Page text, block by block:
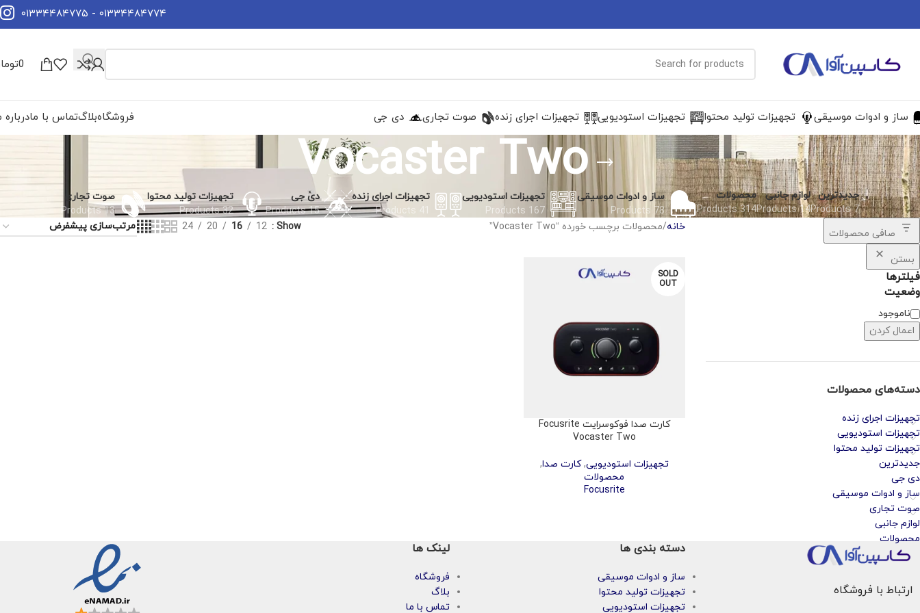
۰۱۳۳۴۴۸۴۷۷۴ - ۰۱۳۳۴۴۸۴۷۷۵
0
ساز و ادوات موسیقی تجهیزات تولید محتوا تجهیزات استودیویی تجهیزات اجرای زنده صوت تجاری دی جی فروشگاهبلاگتماس با مادرباره
Vocaster Two
جدیدترین
7 Products
لوازم جانبی
14 Products
محصولات
314 Products
ساز و ادوات موسیقی
78 Products
تجهیزات استودیویی
167 Products
تجهیزات اجرای زنده
41 Products
دی جی
15 Products
تجهیزات تولید محتوا
32 Products
صوت تجاری
13 Products
صافی محصولات
بستن
فیلترها
وضعیت
ناموجود
اعمال کردن
دسته‌های محصولات
تجهیزات اجرای زنده
تجهیزات استودیویی
تجهیزات تولید محتوا
جدیدترین
دی جی
ساز و ادوات موسیقی
صوت تجاری
لوازم جانبی
محصولات
خانه محصولات برچسب خورده “Vocaster Two” Show
12
16
20
24
SOLD
OUT
کارت صدا فوکوسرایت Focusrite
Vocaster Two
تجهیزات استودیویی,کارت صدا,
محصولات
Focusrite
ارتباط با فروشگاه
دسته بندی ها
ساز و ادوات موسیقی
تجهیزات تولید محتوا
تجهیزات استودیویی
لینک ها
فروشگاه
بلاگ
تماس با ما